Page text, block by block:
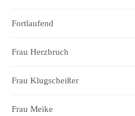
Fortlaufend
Frau Herzbruch
Frau Klugscheißer
Frau Meike